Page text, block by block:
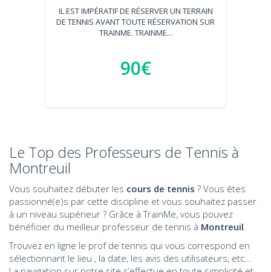
IL EST IMPÉRATIF DE RÉSERVER UN TERRAIN
DE TENNIS AVANT TOUTE RÉSERVATION SUR
TRAINME. TRAINME...
90€
Le Top des Professeurs de Tennis à
Montreuil
Vous souhaitez débuter les cours de tennis ? Vous êtes
passionné(e)s par cette discipline et vous souhaitez passer
à un niveau supérieur ? Grâce à TrainMe, vous pouvez
bénéficier du meilleur professeur de tennis à Montreuil
Trouvez en ligne le prof de tennis qui vous correspond en
sélectionnant le lieu , la date, les avis des utilisateurs, etc...